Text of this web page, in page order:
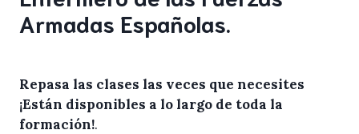
Armadas Españolas.
Repasa las clases las veces que necesites
¡Están disponibles a lo largo de toda la
formación!.